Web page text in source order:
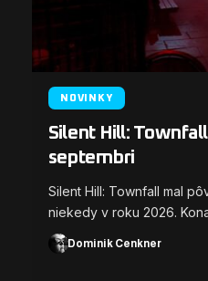
NOVINKY
Silent Hill:
septembri
Silent Hill: Townfall mal
niekedy v roku 2026.
Dominik Cenkner